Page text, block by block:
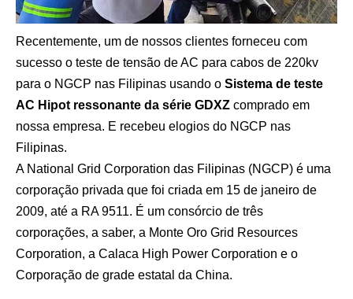
Recentemente, um de nossos clientes forneceu com
sucesso o teste de tensão de AC para cabos de 220kv
para o NGCP nas Filipinas usando o Sistema de teste
AC Hipot ressonante da série GDXZ comprado em
nossa empresa. E recebeu elogios do NGCP nas
Filipinas.
A National Grid Corporation das Filipinas (NGCP) é uma
corporação privada que foi criada em 15 de janeiro de
2009, até a RA 9511. É um consórcio de três
corporações, a saber, a Monte Oro Grid Resources
Corporation, a Calaca High Power Corporation e o
Corporação de grade estatal da China.